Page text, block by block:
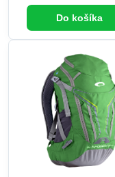
Do košíka